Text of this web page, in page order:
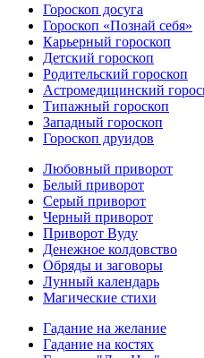
Гороскоп досуга
Гороскоп «Познай себя»
Карьерный гороскоп
Детский гороскоп
Родительский гороскоп
Астромедицинский
Типажный гороскоп
Западный гороскоп
Гороскоп друидов
Любовный приворот
Белый приворот
Серый приворот
Черный приворот
Приворот Вуду
Денежное колдовство
Обряды и заговоры
Лунный календарь
Магические стихи
Гадание на желание
Гадание на костях